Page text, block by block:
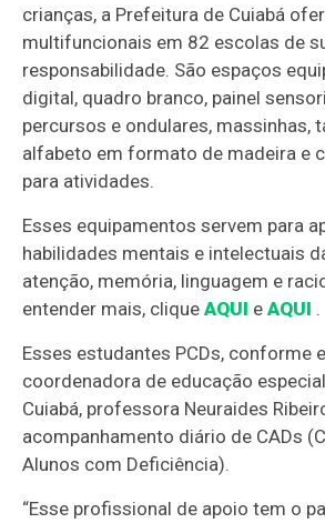
crianças, a Prefeitura de Cuiabá
multifuncionais em 82 escolas de
responsabilidade. São espaços
digital, quadro branco, painel
percursos e ondulares, massinhas,
alfabeto em formato de madeira e
para atividades.
Esses equipamentos servem para
habilidades mentais e intelectuais
atenção, memória, linguagem e
entender mais, cliqueAQUI eAQUI .
Esses estudantes PCDs, conforme
coordenadora de educação
Cuiabá, professora Neuraides
acompanhamento diário de CADs
Alunos com Deficiência).
“Esse profissional de apoio tem o